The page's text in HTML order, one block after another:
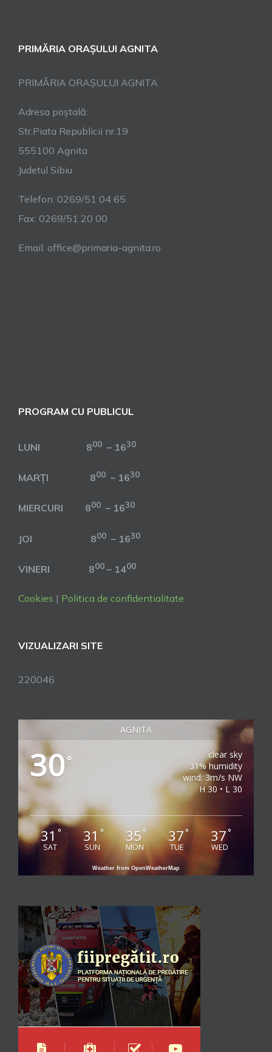
PRIMĂRIA ORAȘULUI AGNITA
PRIMĂRIA ORAȘULUI AGNITA
Adresa poștală:
Str.Piata Republicii nr.19
555100 Agnita
Judetul Sibiu
Telefon: 0269/51 04 65
Fax: 0269/51 20 00
Email: office@primaria-agnita.ro
PROGRAM CU PUBLICUL
LUNI 800 – 1630
MARȚI 800 – 1630
MIERCURI 800 – 1630
JOI 800 – 1630
VINERI 800 – 1400
Cookies | Politica de confidentialitate
VIZUALIZARI SITE
220046
AGNITA
30°
clear sky
31% humidity
wind: 3m/s NW
H 30 • L 30
31 °
SAT
31°
SUN
35°
MON
37°
TUE
37°
WED
Weather from OpenWeatherMap